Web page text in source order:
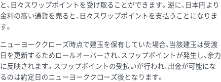
と、日々スワップポイントを受け取ることができます。逆に、日本円より
金利の高い通貨を売ると、日々スワップポイントを支払うことになりま
す。
ニューヨーククローズ時点で建玉を保有していた場合、当該建玉は受渡
日を更新するためロールオーバーされ、スワップポイントが発生し、余力
に反映されます。スワップポイントの受払いが行われ、出金が可能にな
るのは約定日のニューヨーククローズ後となります。